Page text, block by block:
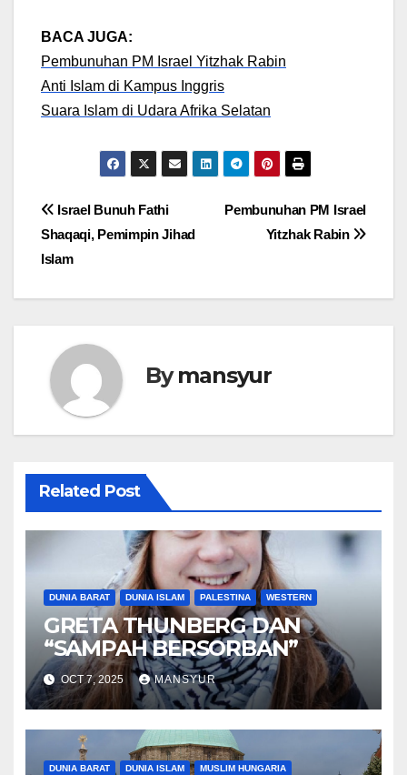
BACA JUGA:
Pembunuhan PM Israel Yitzhak Rabin
Anti Islam di Kampus Inggris
Suara Islam di Udara Afrika Selatan
Post
navigation
Pembunuhan PM Israel
Yitzhak Rabin
Israel Bunuh Fathi
Shaqaqi, Pemimpin Jihad
Islam
Bymansyur
Related Post
DUNIA BARAT DUNIA ISLAM PALESTINA WESTERN
GRETA THUNBERG DAN
“SAMPAH BERSORBAN”
OCT 7, 2025 MANSYUR
DUNIA BARAT DUNIA ISLAM MUSLIM HUNGARIA